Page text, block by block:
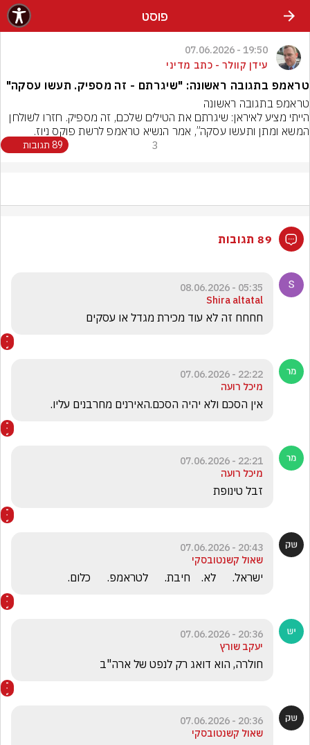
פוסט
19:50 - 07.06.2026
עידן קוולר - כתב מדיני
טראמפ בתגובה ראשונה: "שיגרתם - זה מספיק. תעשו עסקה"
המשא ומתן ותעשו עסקה”, אמר הנשיא טראמפ לרשת פוקס ניוז.
3 89 תגובות
89 תגובות
05:35 - 08.06.2026
Shira altatal
חחחח זה לא עוד מכירת מגדל או עסקים
22:22 - 07.06.2026
מיכל רועה
אין הסכם ולא יהיה הסכם.האירנים מחרבנים עליו.
22:21 - 07.06.2026
מיכל רועה
זבל טינופת
20:43 - 07.06.2026
שאול קשנטובסקי
ישראל.      לא.    חיבת.      לטראמפ.      כלום.
20:36 - 07.06.2026
יעקב שורץ
חולרה, הוא דואג רק לנפט של ארה"ב
20:36 - 07.06.2026
שאול קשנטובסקי